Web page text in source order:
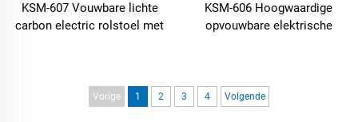
KSM-607 Vouwbare lichte
carbon electric rolstoel met
reisrolstoelen
KSM-606 Hoogwaardige
opvouwbare elektrische
rolstoelen voor ouderen
Vorige 1 2 3 4 Volgende